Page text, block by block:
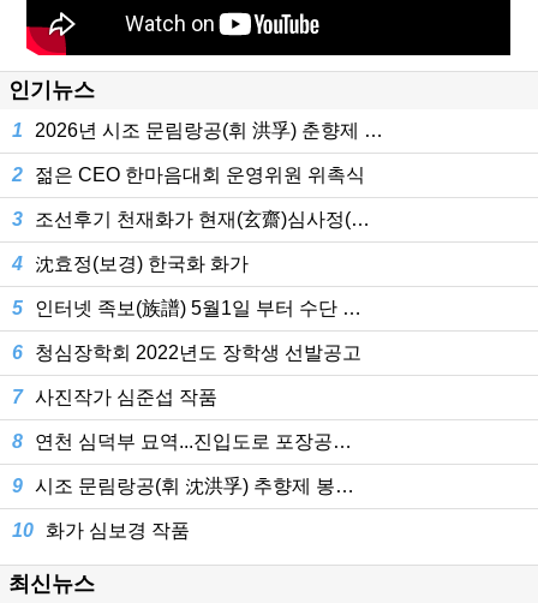
인기뉴스
1 2026년 시조 문림랑공(휘 洪孚) 춘향제 …
2 젊은 CEO 한마음대회 운영위원 위촉식
3 조선후기 천재화가 현재(玄齋)심사정(…
4 沈효정(보경) 한국화 화가
5 인터넷 족보(族譜) 5월1일 부터 수단 …
6 청심장학회 2022년도 장학생 선발공고
7 사진작가 심준섭 작품
8 연천 심덕부 묘역...진입도로 포장공…
9 시조 문림랑공(휘 沈洪孚) 추향제 봉…
10 화가 심보경 작품
최신뉴스